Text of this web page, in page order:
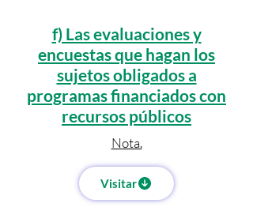
f) Las evaluaciones y
encuestas que hagan los
sujetos obligados a
programas financiados con
recursos públicos
Nota.
Visitar